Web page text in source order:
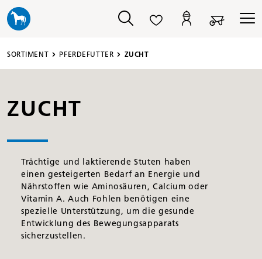
springen
SORTIMENT PFERDEFUTTER ZUCHT
ZUCHT
Trächtige und laktierende Stuten haben
einen gesteigerten Bedarf an Energie und
Nährstoffen wie Aminosäuren, Calcium oder
Vitamin A. Auch Fohlen benötigen eine
spezielle Unterstützung, um die gesunde
Entwicklung des Bewegungsapparats
sicherzustellen.